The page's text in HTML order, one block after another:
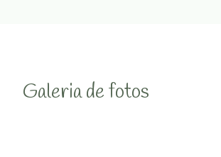
Galeria de fotos